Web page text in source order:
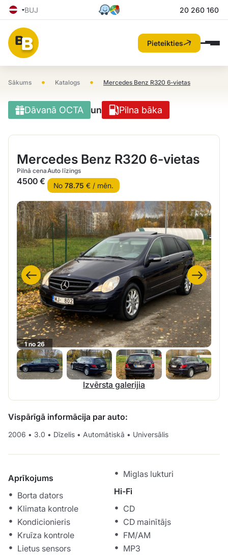
BUJ 20 260 160
Pieteikties
Sākums • Katalogs • Mercedes Benz R320 6-vietas
Dāvanā OCTA un Pilna bāka
Mercedes Benz R320 6-vietas
Pilnā cena
4500 €
Auto līzings
No 78.75 € / mēn.
1 no 26
Izvērsta galerijia
Vispārīgā informācija par auto:
2006 • 3.0 • Dīzelis • Automātiskā • Universālis
Aprīkojums
Borta dators
Klimata kontrole
Kondicionieris
Kruīza kontrole
Lietus sensors
Miglas lukturi
Hi-Fi
CD
CD mainītājs
FM/AM
MP3